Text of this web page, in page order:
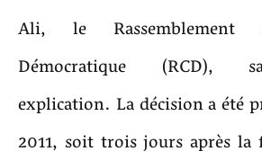
Ali, le Rassemblement
Démocratique (RCD),
explication. La décision a été
2011, soit trois jours après